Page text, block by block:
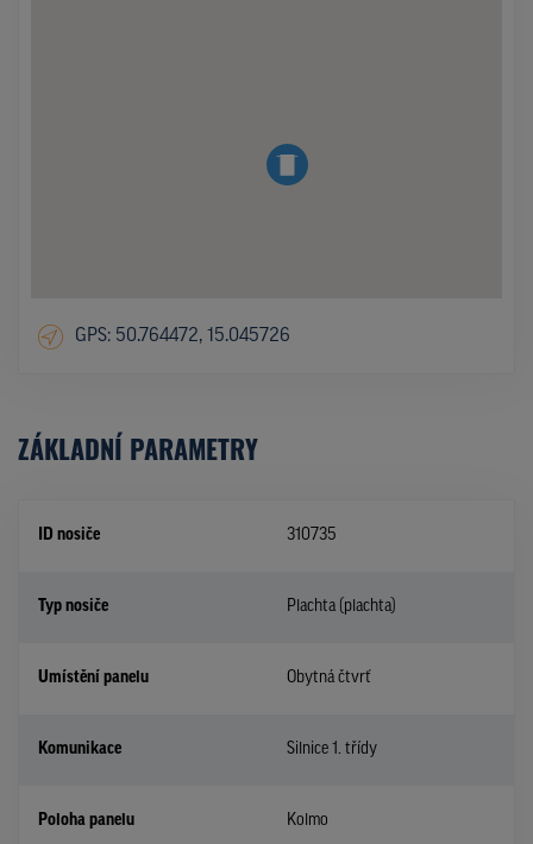
GPS: 50.764472, 15.045726
ZÁKLADNÍ PARAMETRY
ID nosiče 310735
Typ nosiče Plachta (plachta)
Umístění panelu Obytná čtvrť
Komunikace Silnice 1. třídy
Poloha panelu Kolmo